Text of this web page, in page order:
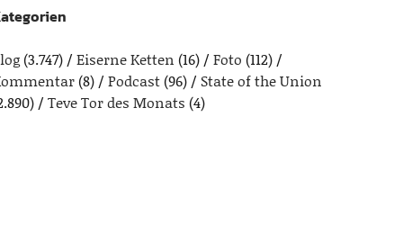
(3.747) Eiserne Ketten (16) Foto (112)
(8) Podcast(96)
State of the Union
Teve Tor des Monats (4)